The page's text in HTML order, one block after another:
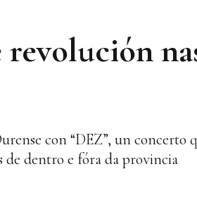
con “DEZ”, un concerto
dentro e fóra da provincia